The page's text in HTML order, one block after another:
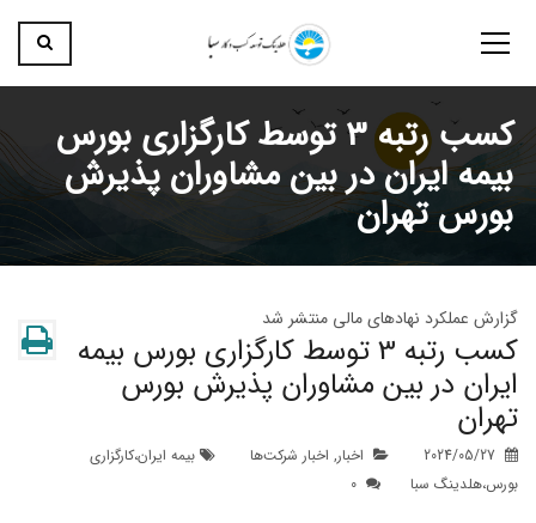
کسب رتبه 3 توسط کارگزاری بورس
بیمه ایران در بین مشاوران پذیرش
بورس تهران
گزارش عملکرد نهاد‌های مالی منتشر شد
کسب رتبه 3 توسط کارگزاری بورس بیمه
ایران در بین مشاوران پذیرش بورس
تهران
اخبار, اخبار شرکت‌ها بیمه ایران،کارگزاری
بورس،هلدینگ سبا